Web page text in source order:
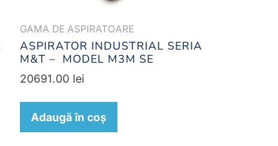
GAMA DE ASPIRATOARE
ASPIRATOR INDUSTRIAL SERIA
M&T – MODEL M3M SE
20691.00 lei
Adaugă în coș